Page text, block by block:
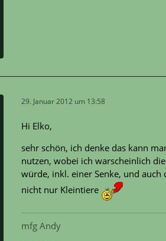
29. Januar 2012 um 13:58
Hi Elko,
sehr schön, ich denke das kann
nutzen, wobei ich warscheinlich
würde, inkl. einer Senke, und
nicht nur Kleintiere
mfg Andy